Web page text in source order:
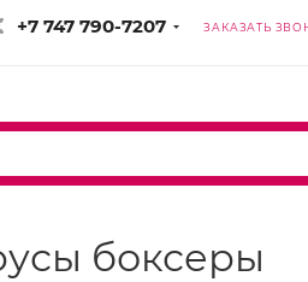
+7 747 790-7207 ЗАКАЗАТЬ
боксеры